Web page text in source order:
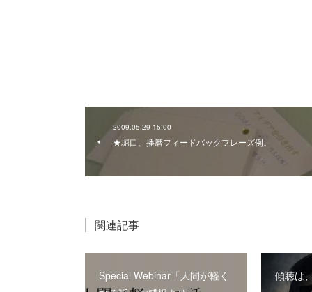
2009.05.29 15:00
★堀口、播磨フィードバックフレーズ例。
関連記事
Special Webinar「人間が軽く
傾聴は